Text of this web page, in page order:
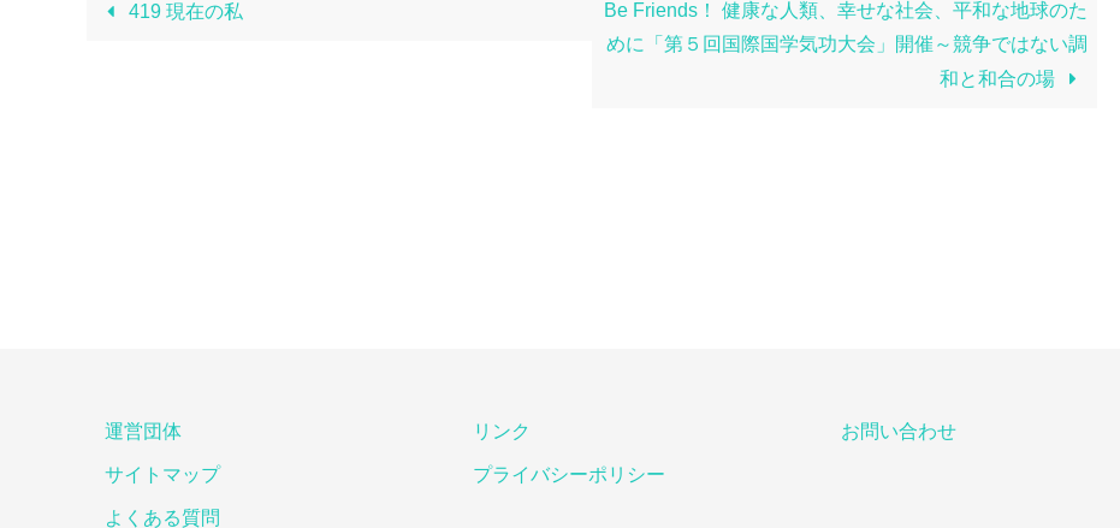
419 現在の私
Be Friends！ 健康な人類、幸せな社会、平和な地球のた
めに「第５回国際国学気功大会」開催～競争ではない調
和と和合の場
運営団体
サイトマップ
よくある質問
リンク
プライバシーポリシー
お問い合わせ